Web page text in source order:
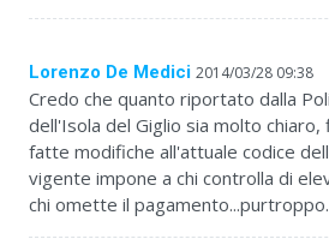
Lorenzo De Medici 2014/03/28 09:38
Credo che quanto riportato dalla
dell'Isola del Giglio sia molto chiaro,
fatte modifiche all'attuale codice
vigente impone a chi controlla di
chi omette il